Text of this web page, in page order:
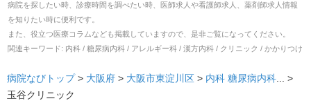
病院を探したい時、診療時間を調べたい時、医師求人や看護師求人、薬剤師求人情報
を知りたい時に便利です。
また、役立つ医療コラムなども掲載していますので、是非ご覧になってください。
関連キーワード: 内科 / 糖尿病内科 / アレルギー科 / 漢方内科 / クリニック / かかりつけ
病院なびトップ > 大阪府 > 大阪市東淀川区 > 内科 糖尿病内科 ... >
玉谷クリニック